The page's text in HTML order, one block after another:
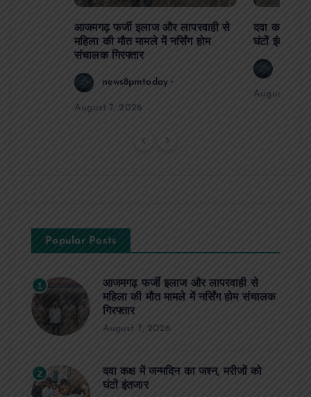
आजमगढ़ फर्जी इलाज और लापरवाही से
महिला की मौत मामले में नर्सिंग होम
संचालक गिरफ्तार
news8pmtoday
August 7, 2026
दवा कक्ष में
घंटों इंतजार
August 6,
Popular Posts
1
आजमगढ़ फर्जी इलाज और लापरवाही से
महिला की मौत मामले में नर्सिंग होम संचालक
गिरफ्तार
August 7, 2026
2
दवा कक्ष में जन्मदिन का जश्न, मरीजों को
घंटों इंतजार